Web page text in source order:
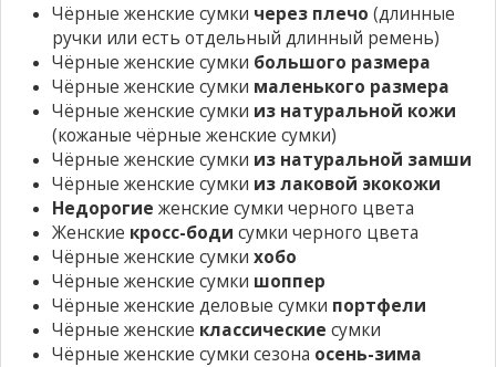
Чёрные женские сумки через плечо (длинные
ручки или есть отдельный длинный ремень)
Чёрные женские сумки большого размера
Чёрные женские сумки маленького размера
Чёрные женские сумки из натуральной кожи
(кожаные чёрные женские сумки)
Чёрные женские сумки из натуральной замши
Чёрные женские сумки из лаковой экокожи
Недорогие женские сумки черного цвета
Женские кросс-боди сумки черного цвета
Чёрные женские сумки хобо
Чёрные женские сумки шоппер
Чёрные женские деловые сумки портфели
Чёрные женские классические сумки
Чёрные женские сумки сезона осень-зима